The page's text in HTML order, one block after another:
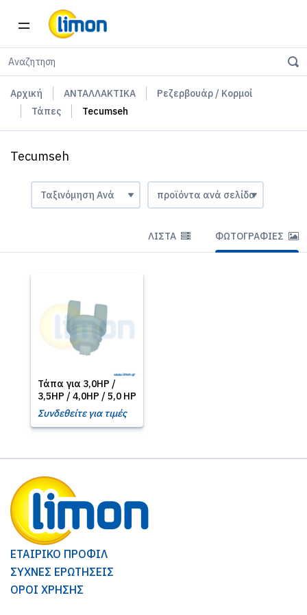
Αρχική ΑΝΤΑΛΛΑΚΤΙΚΑ
Ρεζερβουάρ / Κορμοί
Τάπες
Tecumseh
Tecumseh
ΛΊΣΤΑ ΦΩΤΟΓΡΑΦΊΕΣ
Τάπα για 3,0HP /
3,5HP / 4,0HP / 5,0 HP
Συνδεθείτε για τιμές
ΕΤΑΙΡΙΚΟ ΠΡΟΦΙΛ
ΣΥΧΝΕΣ ΕΡΩΤΗΣΕΙΣ
ΟΡΟΙ ΧΡΗΣΗΣ